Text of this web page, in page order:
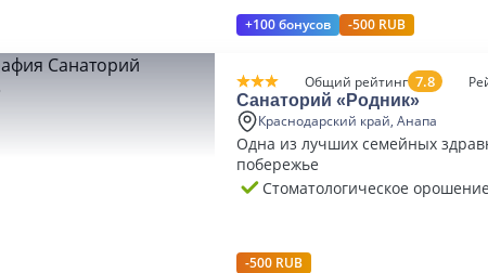
+100 бонусов -500 RUB
Общий рейтинг 7.8
Санаторий «Родник»
Краснодарский край, Анапа
Одна из лучших семейных
побережье
Стоматологическое орошение
-500 RUB